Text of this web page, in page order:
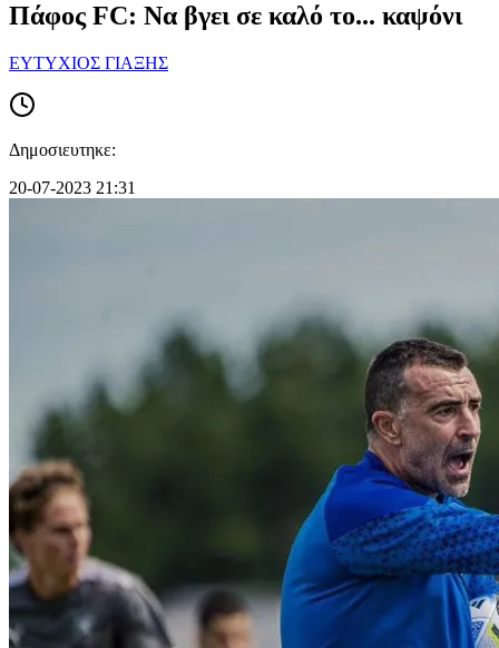
Πάφος FC: Να βγει σε καλό το... καψόνι
ΕΥΤΥΧΙΟΣ ΓΙΑΞΗΣ
Δημοσιευτηκε:
20-07-2023 21:31